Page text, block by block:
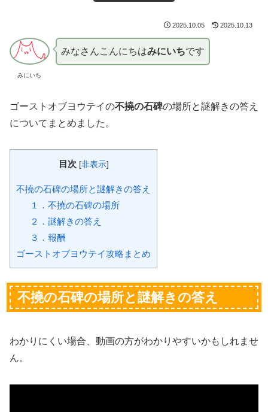
2025.10.05 2025.10.13
みにいち
みなさんこんにちはみにいちです
ゴーストオブヨウテイの不撓の石碑の場所と謎解きの答え
についてまとめました。
目次 [非表示]
不撓の石碑の場所と謎解きの答え
１．不撓の石碑の場所
２．謎解きの答え
３．報酬
ゴーストオブヨウテイ攻略まとめ
不撓の石碑の場所と謎解きの答え
わかりにくい場合、動画の方がわかりやすいかもしれませ
ん。